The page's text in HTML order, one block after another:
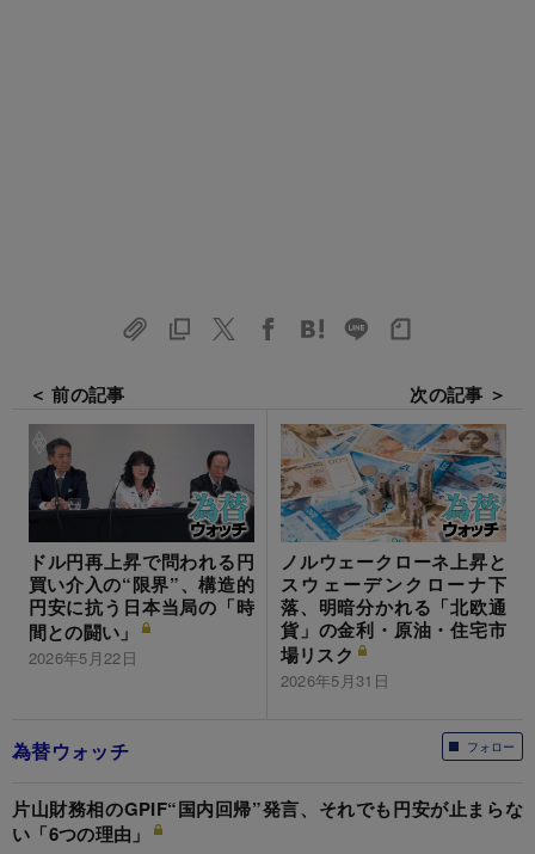
＜ 前の記事
ドル円再上昇で問われる円
買い介入の“限界”、構造的
円安に抗う日本当局の「時
間との闘い」
2026年5月22日
次の記事 ＞
ノルウェークローネ上昇と
スウェーデンクローナ下
落、明暗分かれる「北欧通
貨」の金利・原油・住宅市
場リスク
2026年5月31日
フォロー
為替ウォッチ
片山財務相のGPIF“国内回帰”発言、それでも円安が止まらな
い「6つの理由」